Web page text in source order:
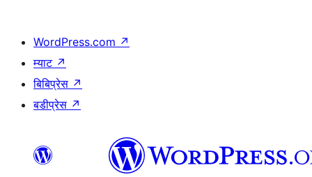
WordPress.com ↗
म्याट ↗
बिबिप्रेस ↗
बडीप्रेस ↗